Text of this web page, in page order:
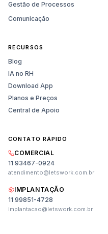
Gestão de Processos
Comunicação
RECURSOS
Blog
IA no RH
Download App
Planos e Preços
Central de Apoio
CONTATO RÁPIDO
COMERCIAL
11 93467-0924
atendimento@letswork.com.br
IMPLANTAÇÃO
11 99851-4728
implantacao@letswork.com.br